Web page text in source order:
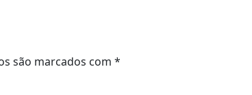
são marcados com *